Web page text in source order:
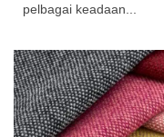
pelbagai keadaan...